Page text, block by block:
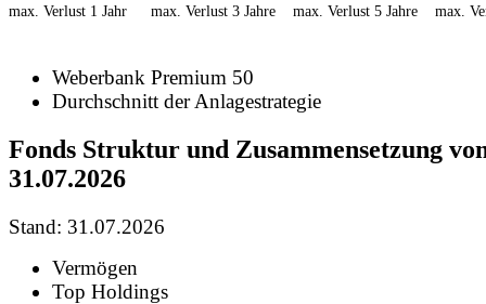
max. Verlust 1 Jahr
max. Verlust 3 Jahre max. Verlust 5 Jahre max.
Weberbank Premium 50
Durchschnitt der Anlagestrategie
Fonds Struktur und Zusammensetzung
31.07.2026
Stand: 31.07.2026
Vermögen
Top Holdings